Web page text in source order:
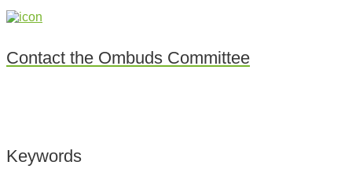
Contact the Ombuds Committee
Keywords